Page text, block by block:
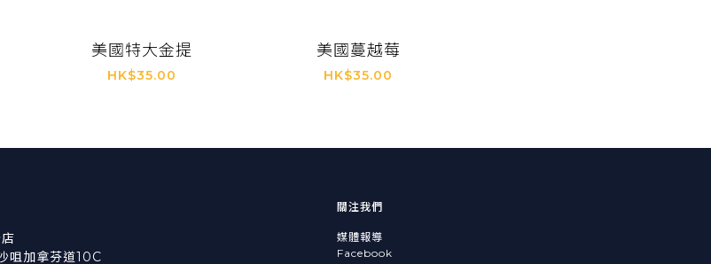
美國特大金提
HK$35.00
美國蔓越莓
HK$35.00
咀加拿芬道10C
關注我們
媒體報導
Facebook